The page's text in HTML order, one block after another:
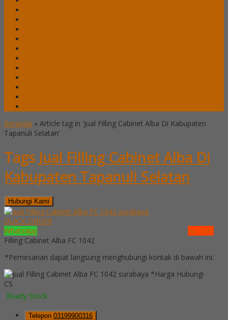
Beranda » Article tag in 'Jual Filling Cabinet Alba Di Kabupaten
Tapanuli Selatan'
Tags Jual Filling Cabinet Alba Di
Kabupaten Tapanuli Selatan
Hubungi Kami
QUICK ORDER
Whatsapp
via SMS
Filling Cabinet Alba FC 1042
*Pemesanan dapat langsung menghubungi kontak di bawah ini:
*Harga Hubungi
CS
Ready Stock
Telepon 03199900316